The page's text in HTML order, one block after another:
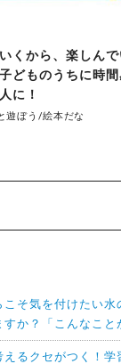
くから、楽しん
どものうちに時
に！
遊ぼう /絵本だな
そ気を付けたい水
か？「こんなこと
るクセがつく！学